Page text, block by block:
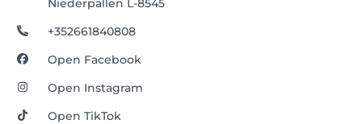
Niederpallen L-8545
+352661840808
Open Facebook
Open Instagram
Open TikTok